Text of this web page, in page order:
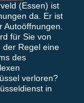
(Essen) ist
da. Er ist
für Sie von
der Regel eine
des
verloren?
in